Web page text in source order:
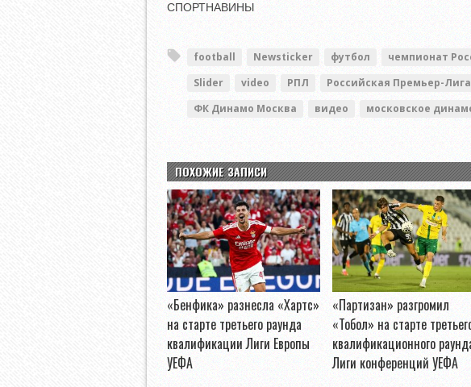
СПОРТНАВИНЫ
football Newsticker футбол чемпионат
Slider
video РПЛ Российская Премьер-Лига
ФК Динамо Москва
видео московское
ПОХОЖИЕ ЗАПИСИ
«Бенфика» разнесла «Хартс»
на старте третьего раунда
квалификации Лиги Европы
УЕФА
«Партизан» разгромил
«Тобол» на старте
квалификационного
Лиги конференций УЕФА